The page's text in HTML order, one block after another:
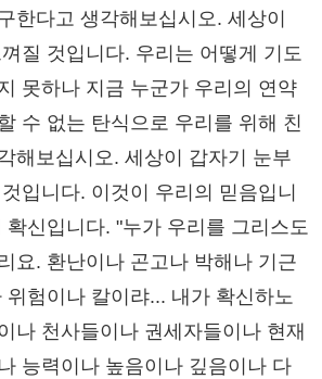
한다고 생각해보십시오. 세상이
질 것입니다. 우리는 어떻게 기도
못하나 지금 누군가 우리의 연약
수 없는 탄식으로 우리를 위해 친
해보십시오. 세상이 갑자기 눈부
입니다. 이것이 우리의 믿음입니
확신입니다. "누가 우리를 그리스도
요. 환난이나 곤고나 박해나 기근
위험이나 칼이랴... 내가 확신하노
나 천사들이나 권세자들이나 현재
능력이나 높음이나 깊음이나 다